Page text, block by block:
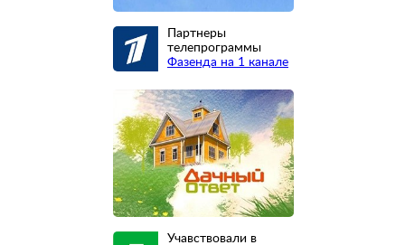
Партнеры
телепрограммы
Фазенда на 1 канале
Учавствовали в